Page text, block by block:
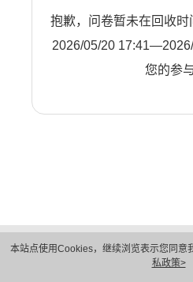
本站点使用Cookies，继续浏览表示您同意
私政策>
抱歉，问卷暂未在回收
2026/05/20
您的参与
隐私保护